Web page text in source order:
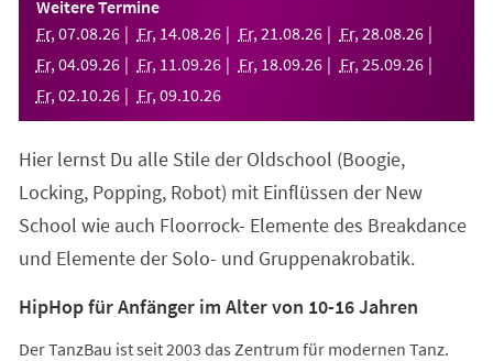
neuen
Tab)
Weitere Termine
Fr, 07.08.26 Fr, 14.08.26 Fr, 21 .08.26 Fr, 28.08.26
Fr, 04.09.26 Fr, 11 .09.26 Fr, 18.09.26 Fr, 25.09.26
Fr, 02.10.26 Fr, 09.10.26
Hier lernst Du alle Stile der Oldschool (Boogie,
Locking, Popping, Robot) mit Einflüssen der New
School wie auch Floorrock- Elemente des Breakdance
und Elemente der Solo- und Gruppenakrobatik.
HipHop für Anfänger im Alter von 10-16 Jahren
Der TanzBau ist seit 2003 das Zentrum für modernen Tanz.